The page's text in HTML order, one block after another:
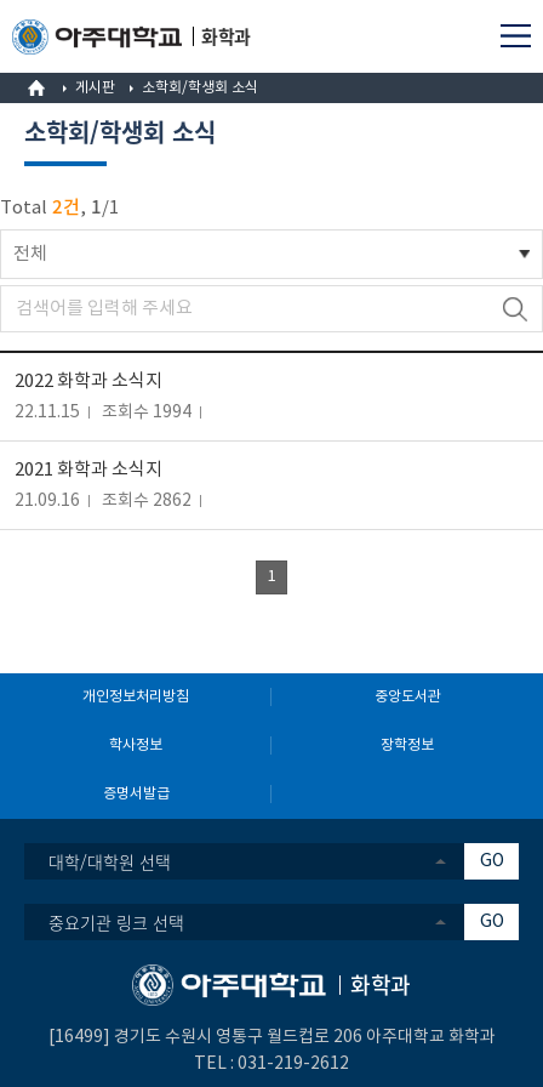
화학과
게시판 소학회/학생회 소식
소학회/학생회 소식
Total 2건, 1/1
전체
2022 화학과 소식지
22.11.15 조회수 1994
2021 화학과 소식지
21.09.16 조회수 2862
1
개인정보처리방침 중앙도서관
학사정보 장학정보
증명서발급
대학/대학원 선택 GO
중요기관 링크 선택 GO
화학과
[16499] 경기도 수원시 영통구 월드컵로 206 아주대학교 화학과
TEL : 031-219-2612